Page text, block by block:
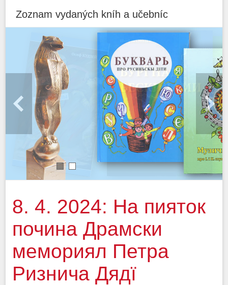
Zoznam vydaných kníh a učebníc
1 2
8. 4. 2024: На пияток
почина Драмски
мемориял Петра
Ризнича Дядї